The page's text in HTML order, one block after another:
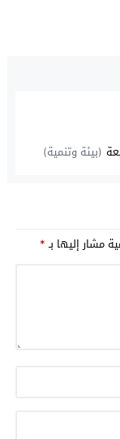
(بيئة وتنمية)
مشار إليها بـ*